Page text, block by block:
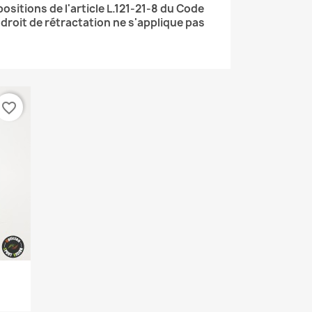
de l'article L.121-21-8 du Code
de rétractation ne s'applique pas
favorite_border